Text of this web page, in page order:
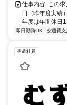
仕事内容: この
日（昨年度実績
年度は年間休日
即日勤務OK 交通費支
派遣社員